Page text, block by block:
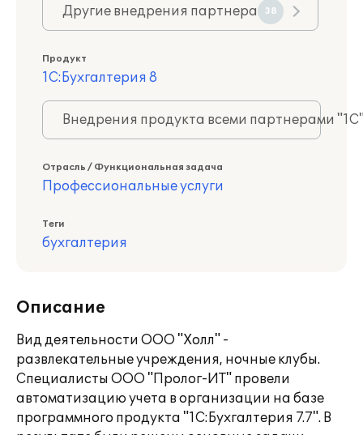
Другие внедрения партнера 38
Продукт
1С:Бухгалтерия 8
Внедрения продукта всеми партнерами
Отрасль / Функциональная задача
Профессиональные услуги
Теги
бухгалтерия
Описание
Вид деятельности ООО "Холл" -
развлекательные учреждения, ночные клубы.
Специалисты ООО "Пролог-ИТ" провели
автоматизацию учета в организации на базе
программного продукта "1С:Бухгалтерия 7.7". В